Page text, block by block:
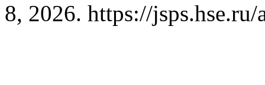
8, 2026. https://